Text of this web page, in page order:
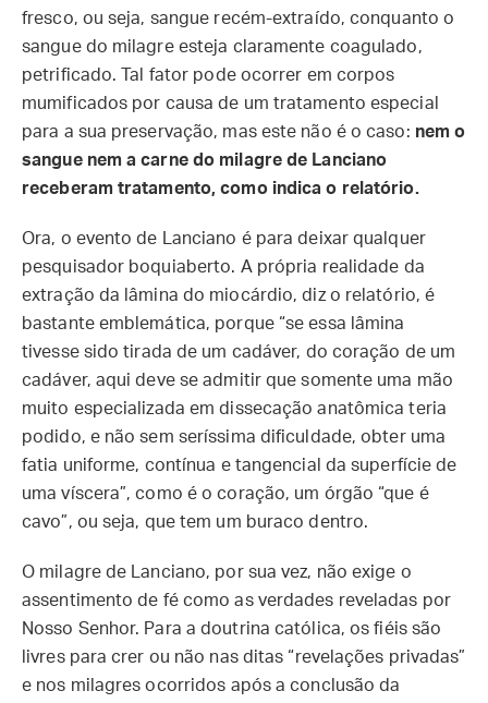
fresco, ou seja, sangue recém-extraído, conquanto o
sangue do milagre esteja claramente coagulado,
petrificado. Tal fator pode ocorrer em corpos
mumificados por causa de um tratamento especial
para a sua preservação, mas este não é o caso: nem o
sangue nem a carne do milagre de Lanciano
receberam tratamento, como indica o relatório.
Ora, o evento de Lanciano é para deixar qualquer
pesquisador boquiaberto. A própria realidade da
extração da lâmina do miocárdio, diz o relatório, é
bastante emblemática, porque “se essa lâmina
tivesse sido tirada de um cadáver, do coração de um
cadáver, aqui deve se admitir que somente uma mão
muito especializada em dissecação anatômica teria
podido, e não sem seríssima dificuldade, obter uma
fatia uniforme, contínua e tangencial da superfície de
uma víscera”, como é o coração, um órgão “que é
cavo”, ou seja, que tem um buraco dentro.
O milagre de Lanciano, por sua vez, não exige o
assentimento de fé como as verdades reveladas por
Nosso Senhor. Para a doutrina católica, os fiéis são
livres para crer ou não nas ditas “revelações privadas”
e nos milagres ocorridos após a conclusão da